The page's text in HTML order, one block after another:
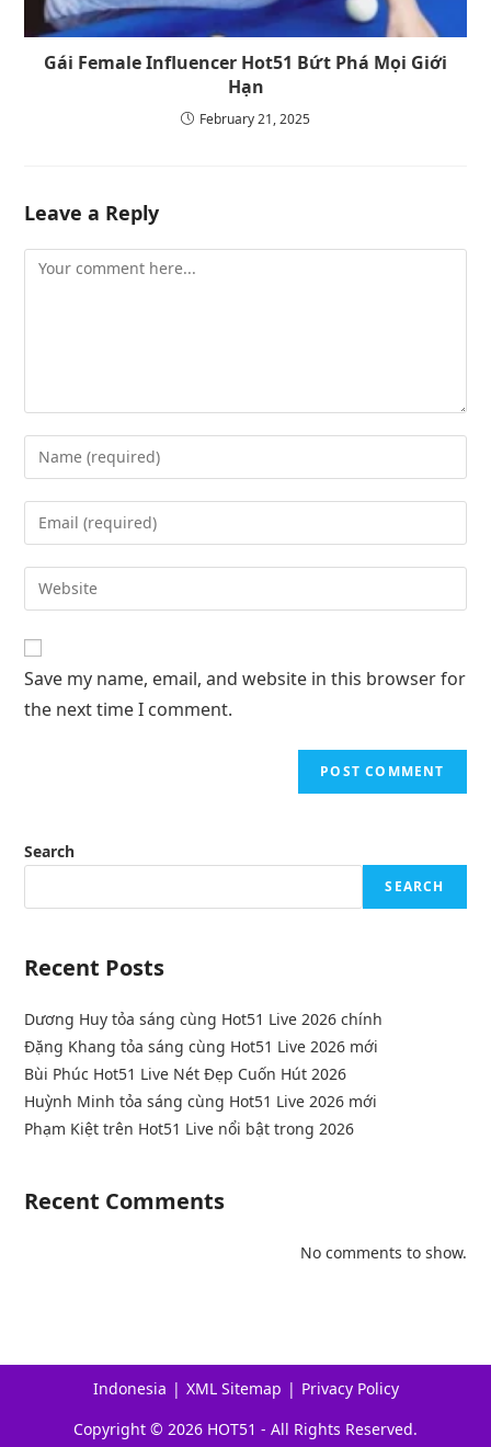
Gái Female Influencer Hot51 Bứt Phá Mọi Giới
Hạn
February 21, 2025
Leave a Reply
Save my name, email, and website in this browser for
the next time I comment.
Search
SEARCH
Recent Posts
Dương Huy tỏa sáng cùng Hot51 Live 2026 chính
Đặng Khang tỏa sáng cùng Hot51 Live 2026 mới
Bùi Phúc Hot51 Live Nét Đẹp Cuốn Hút 2026
Huỳnh Minh tỏa sáng cùng Hot51 Live 2026 mới
Phạm Kiệt trên Hot51 Live nổi bật trong 2026
Recent Comments
No comments to show.
Indonesia XML Sitemap
Privacy Policy
Copyright © 2026 HOT51 - All Rights Reserved.